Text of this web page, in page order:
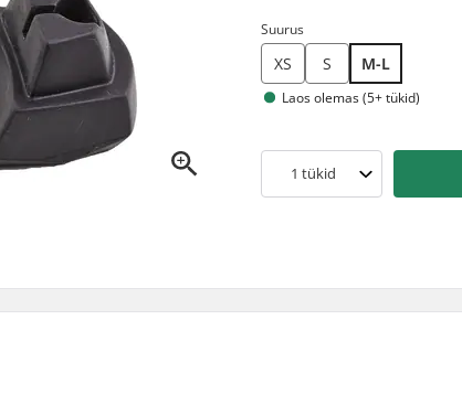
Suurus
XS S M-L
Laos olemas (5+ tükid)
1 tükid